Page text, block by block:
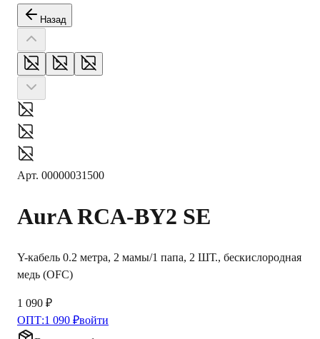
Назад
Арт. 00000031500
AurA RCA-BY2 SE
Y-кабель 0.2 метра, 2 мамы/1 папа, 2 ШТ., бескислородная
медь (OFC)
1 090 ₽
ОПТ:1 090 ₽войти